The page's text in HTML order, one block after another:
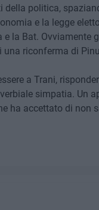
politica,
e la legge
la Bat. Ovviamente
riconferma di
a Trani,
simpatia. Un
ha accettato di non